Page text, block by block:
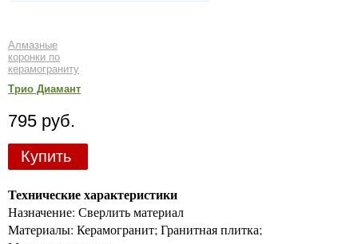
Алмазные
коронки по
керамограниту
Трио Диамант
795 руб.
Купить
Технические характеристики
Назначение: Сверлить материал
Материалы: Керамогранит; Гранитная плитка;